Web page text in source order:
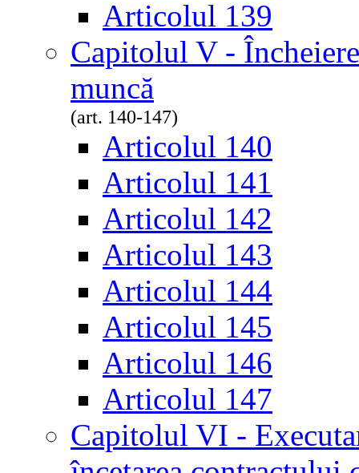
Articolul 139
Capitolul V -
muncă
(art. 140-147)
Articolul 140
Articolul 141
Articolul 142
Articolul 143
Articolul 144
Articolul 145
Articolul 146
Articolul 147
Capitolul VI -